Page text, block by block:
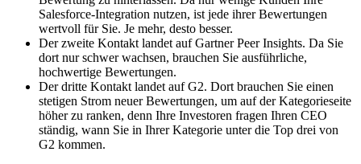
Salesforce-Integration nutzen, ist jede ihrer Bewertungen
wertvoll für Sie. Je mehr, desto besser.
Der zweite Kontakt landet auf Gartner Peer Insights. Da Sie
dort nur schwer wachsen, brauchen Sie ausführliche,
hochwertige Bewertungen.
Der dritte Kontakt landet auf G2. Dort brauchen Sie einen
stetigen Strom neuer Bewertungen, um auf der Kategorieseite
höher zu ranken, denn Ihre Investoren fragen Ihren CEO
ständig, wann Sie in Ihrer Kategorie unter die Top drei von
G2 kommen.